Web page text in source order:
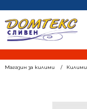
Магазин за килими Килими